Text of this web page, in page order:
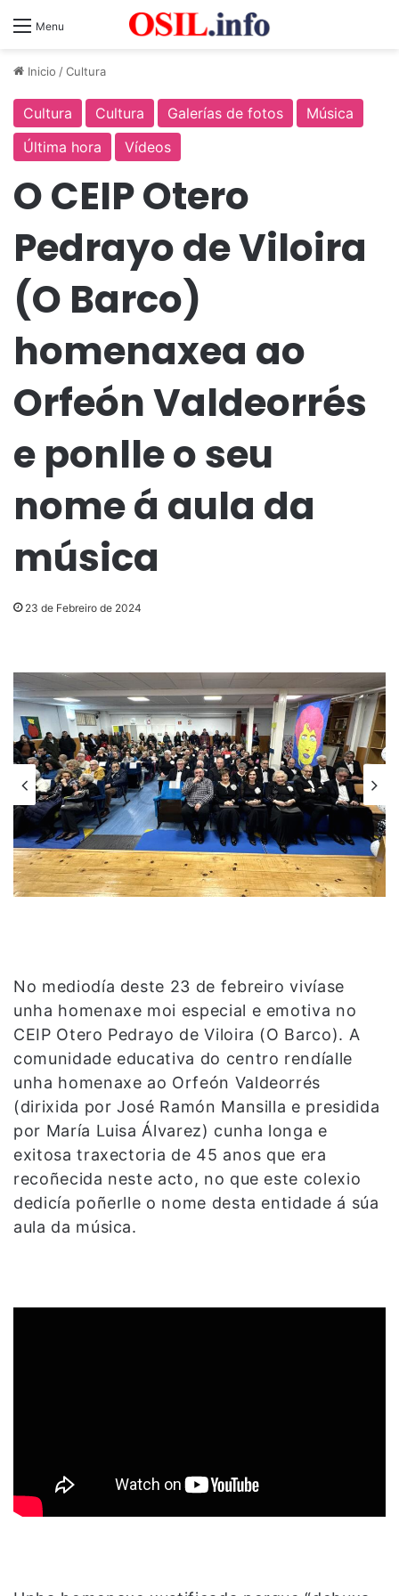
Menu
Inicio /Cultura
Cultura Cultura Galerías de fotos
Música
Última hora
Vídeos
O CEIP Otero
Pedrayo de Viloira
(O Barco)
homenaxea ao
Orfeón Valdeorrés
e ponlle o seu
nome á aula da
música
23 de Febreiro de 2024
No mediodía deste 23 de febreiro vivíase
unha homenaxe moi especial e emotiva no
CEIP Otero Pedrayo de Viloira (O Barco). A
comunidade educativa do centro rendíalle
unha homenaxe ao Orfeón Valdeorrés
(dirixida por José Ramón Mansilla e presidida
por María Luisa Álvarez) cunha longa e
exitosa traxectoria de 45 anos que era
recoñecida neste acto, no que este colexio
dedicía poñerlle o nome desta entidade á súa
aula da música.